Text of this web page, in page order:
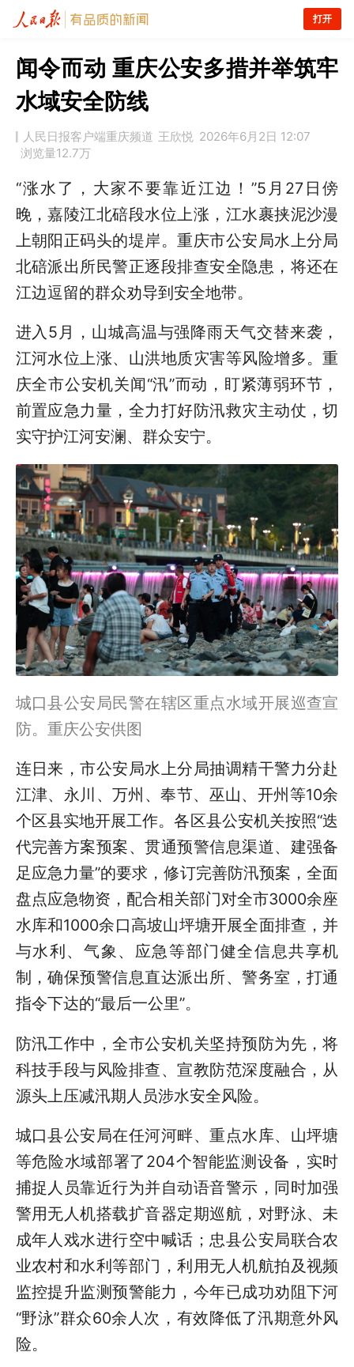
打开
闻令而动 重庆公安多措并举筑牢
水域安全防线
人民日报客户端重庆频道 王欣悦 2026年6月2日 12:07
浏览量12.7万
“涨水了，大家不要靠近江边！”5月27日傍
晚，嘉陵江北碚段水位上涨，江水裹挟泥沙漫
上朝阳正码头的堤岸。重庆市公安局水上分局
北碚派出所民警正逐段排查安全隐患，将还在
江边逗留的群众劝导到安全地带。
进入5月，山城高温与强降雨天气交替来袭，
江河水位上涨、山洪地质灾害等风险增多。重
庆全市公安机关闻“汛”而动，盯紧薄弱环节，
前置应急力量，全力打好防汛救灾主动仗，切
实守护江河安澜、群众安宁。
城口县公安局民警在辖区重点水域开展巡查宣
防。重庆公安供图
连日来，市公安局水上分局抽调精干警力分赴
江津、永川、万州、奉节、巫山、开州等10余
个区县实地开展工作。各区县公安机关按照“迭
代完善方案预案、贯通预警信息渠道、建强备
足应急力量”的要求，修订完善防汛预案，全面
盘点应急物资，配合相关部门对全市3000余座
水库和1000余口高坡山坪塘开展全面排查，并
与水利、气象、应急等部门健全信息共享机
制，确保预警信息直达派出所、警务室，打通
指令下达的“最后一公里”。
防汛工作中，全市公安机关坚持预防为先，将
科技手段与风险排查、宣教防范深度融合，从
源头上压减汛期人员涉水安全风险。
城口县公安局在任河河畔、重点水库、山坪塘
等危险水域部署了204个智能监测设备，实时
捕捉人员靠近行为并自动语音警示，同时加强
警用无人机搭载扩音器定期巡航，对野泳、未
成年人戏水进行空中喊话；忠县公安局联合农
业农村和水利等部门，利用无人机航拍及视频
监控提升监测预警能力，今年已成功劝阻下河
“野泳”群众60余人次，有效降低了汛期意外风
险。